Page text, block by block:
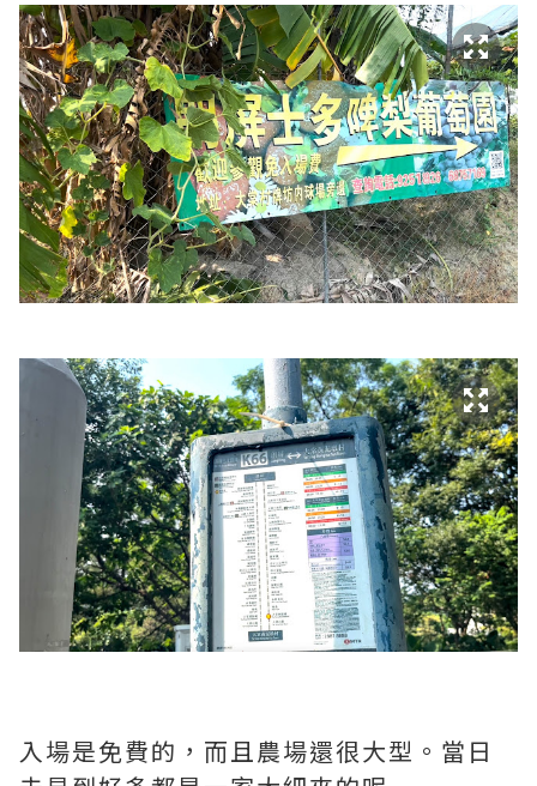
入場是免費的，而且農場還很大型。當日